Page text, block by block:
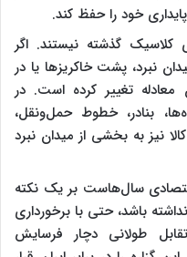
خود را حفظ کند.
گذشته نیستند. اگر
نبرد، پشت خاکریزها یا در
تغییر کرده است. در
بنادر، خطوط حمل‌ونقل،
نیز به بخشی از میدان نبرد
سال‌هاست بر یک نکته
باشد، حتی با برخورداری
طولانی دچار فرسایش